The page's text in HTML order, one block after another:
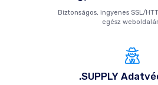
Biztonságos, ingyenes SSL/
egész
.SUPPLY